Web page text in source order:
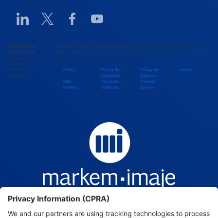
Bolivia
Linkedin URL link
Twitter URL linkFacebook URL link
Youtube URL link
MARKEM-IMAJE
DOVER EUROPE
Chemin des
Coquelicots 16
1214 Vernier
Switzerland
The Markem-Imaje Group (“Markem-Imaje”) respects your individual privacy. Please read
below to check how we collect, use, and share personal data obtained from users on this
website.
Privacy
Privacy for
Customers
Privacy for
Applicants
Cookies
EORI
Numbers
Terms and
Conditions
Terms of
Service